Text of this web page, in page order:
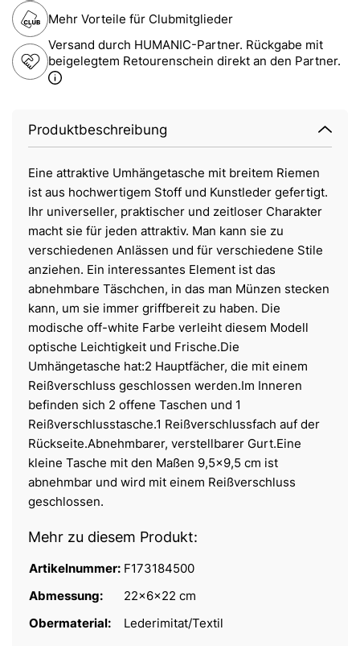
Mehr Vorteile für Clubmitglieder
Versand durch HUMANIC-Partner. Rückgabe mit
beigelegtem Retourenschein direkt an den Partner.
Produktbeschreibung
Eine attraktive Umhängetasche mit breitem Riemen
ist aus hochwertigem Stoff und Kunstleder gefertigt.
Ihr universeller, praktischer und zeitloser Charakter
macht sie für jeden attraktiv. Man kann sie zu
verschiedenen Anlässen und für verschiedene Stile
anziehen. Ein interessantes Element ist das
abnehmbare Täschchen, in das man Münzen stecken
kann, um sie immer griffbereit zu haben. Die
modische off-white Farbe verleiht diesem Modell
optische Leichtigkeit und Frische.Die
Umhängetasche hat:2 Hauptfächer, die mit einem
Reißverschluss geschlossen werden.Im Inneren
befinden sich 2 offene Taschen und 1
Reißverschlusstasche.1 Reißverschlussfach auf der
Rückseite.Abnehmbarer, verstellbarer Gurt.Eine
kleine Tasche mit den Maßen 9,5x9,5 cm ist
abnehmbar und wird mit einem Reißverschluss
geschlossen.
Mehr zu diesem Produkt:
Artikelnummer: F173184500
Abmessung:
22x6x22 cm
Obermaterial:
Lederimitat/Textil